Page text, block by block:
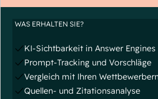
WAS ERHALTEN SIE?
KI-Sichtbarkeit in Answer Engines
Prompt-Tracking und Vorschläge
Vergleich mit Ihren Wettbewerbern
Quellen- und Zitationsanalyse